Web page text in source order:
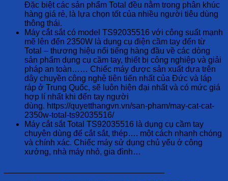
Đặc biệt các sản phẩm Total đều nằm trong phân khúc
hàng giá rẻ, là lựa chọn tốt của nhiều người tiêu dùng
thông thái.
Máy cắt sắt có model TS92035516 với công suất mạnh
mẽ lên đến 2350W là dụng cụ điện cầm tay đến từ
Total – thương hiệu nổi tiếng hàng đầu về các dòng
sản phẩm dụng cụ cầm tay, thiết bị công nghiệp và giải
pháp an toàn…… Chiếc máy được sản xuất dựa trên
dây chuyền công nghệ tiên tiến nhất của Đức và láp
ráp ở Trung Quốc, sẽ luôn hiện đại nhất và có mức giá
hợp lí nhất khi đến tay người
dùng. https://quyetthangvn.vn/san-pham/may-cat-cat-
2350w-total-ts92035516/
Máy cắt sắt Total TS92035516 là dụng cụ cầm tay
chuyên dùng để cắt sắt, thép…. một cách nhanh chóng
và chính xác. Chiếc máy sử dụng chủ yếu ở công
xưởng, nhà máy nhỏ, gia đình…